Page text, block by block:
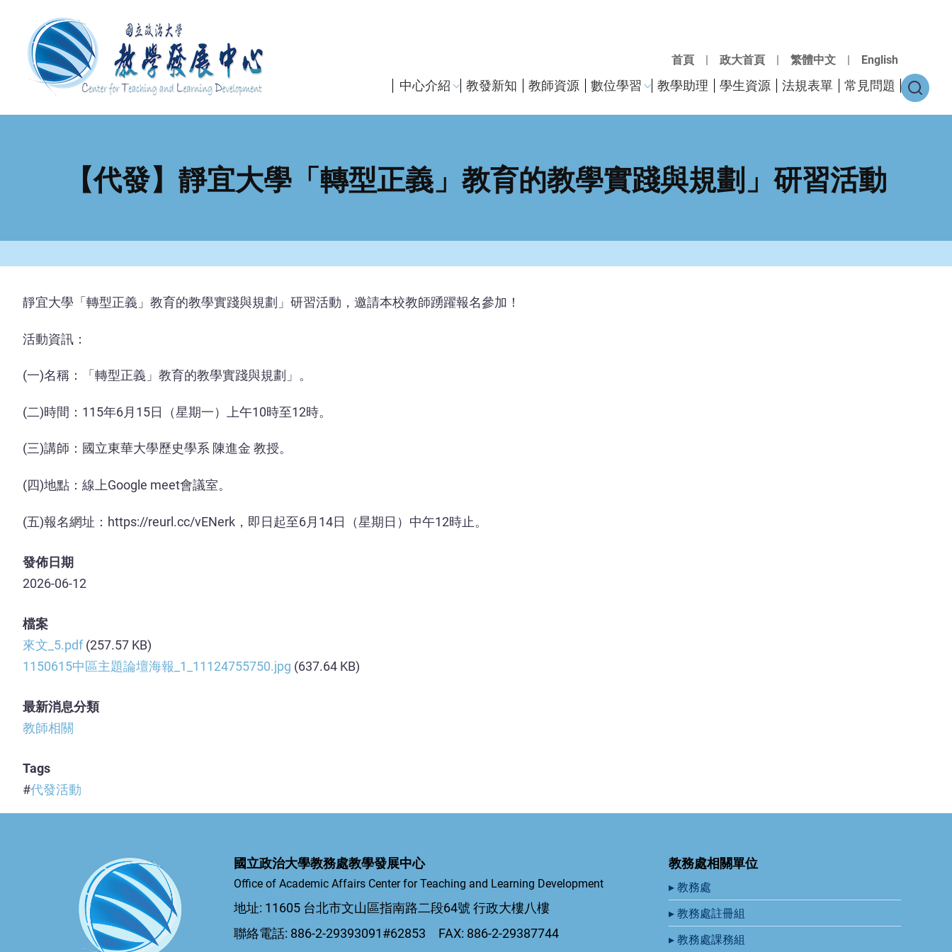
首頁 | 政大首頁 | 繁體中文 | English
主
導
中心介紹 教發新知 教師資源 數位學習 教學助理 學生資源 法規表單 常見問題
【代發】靜宜大學「轉型正義」教育的教學實踐與規劃」研習活動
靜宜大學「轉型正義」教育的教學實踐與規劃」研習活動，邀請本校教師踴躍報名參加！
活動資訊：
(一)名稱：「轉型正義」教育的教學實踐與規劃」。
(二)時間：115年6月15日（星期一）上午10時至12時。
(三)講師：國立東華大學歷史學系 陳進金 教授。
(四)地點：線上Google meet會議室。
(五)報名網址：https://reurl.cc/vENerk，即日起至6月14日（星期日）中午12時止。
發佈日期
2026-06-12
檔案
來文_5.pdf (257.57 KB)
1150615中區主題論壇海報_1_11124755750.jpg (637.64 KB)
最新消息分類
教師相關
Tags
代發活動
國立政治大學教務處教學發展中心
Office of Academic Affairs Center for Teaching and Learning Development
地址: 11605 台北市文山區指南路二段64號 行政大樓八樓
聯絡電話: 886-2-29393091#62853 FAX: 886-2-29387744
教務處相關單位
▸ 教務處
▸ 教務處註冊組
▸ 教務處課務組